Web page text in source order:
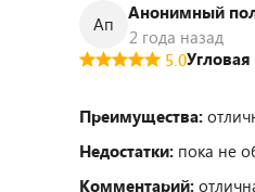
Ап
Анонимный
2 года назад
5.0
Преимущества:
Недостатки: пока не
Комментарий: